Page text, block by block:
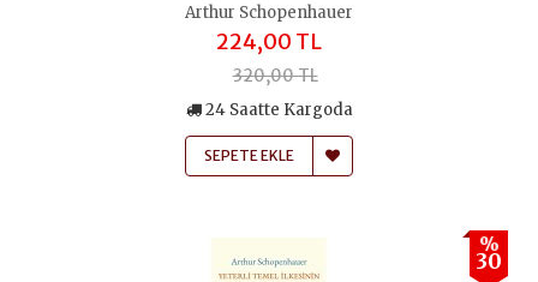
Arthur Schopenhauer
224,00 TL
320,00 TL
24 Saatte Kargoda
SEPETE EKLE
%
30